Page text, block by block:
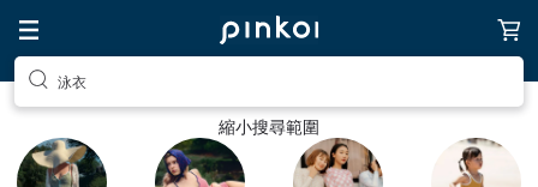
泳衣
縮小搜尋範圍